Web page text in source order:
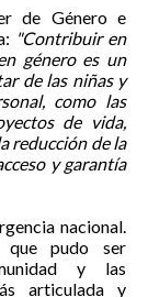
de Género e
"Contribuir en
género es un
de las niñas y
como las
de vida,
reducción de la
y garantía
nacional.
que pudo ser
y las
articulada y